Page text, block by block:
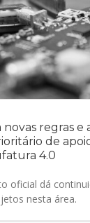
novas regras e
de
4.0
oficial dá
nesta área.